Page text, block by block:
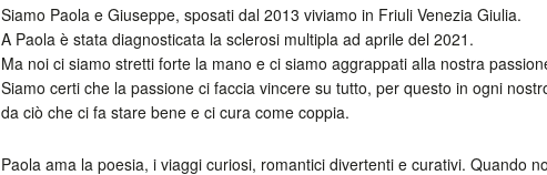
Siamo Paola e Giuseppe, sposati dal 2013 viviamo in Friuli Venezia Giulia.
A Paola è stata diagnosticata la sclerosi multipla ad aprile del 2021.
Ma noi ci siamo stretti forte la mano e ci siamo aggrappati alla nostra
Siamo certi che la passione ci faccia vincere su tutto, per questo in ogni
da ciò che ci fa stare bene e ci cura come coppia.
Paola ama la poesia, i viaggi curiosi, romantici divertenti e curativi. Quando